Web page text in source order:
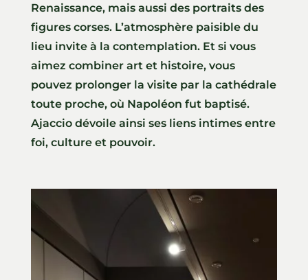
Renaissance, mais aussi des portraits des
figures corses. L’atmosphère paisible du
lieu invite à la contemplation. Et si vous
aimez combiner art et histoire, vous
pouvez prolonger la visite par la cathédrale
toute proche, où Napoléon fut baptisé.
Ajaccio dévoile ainsi ses liens intimes entre
foi, culture et pouvoir.